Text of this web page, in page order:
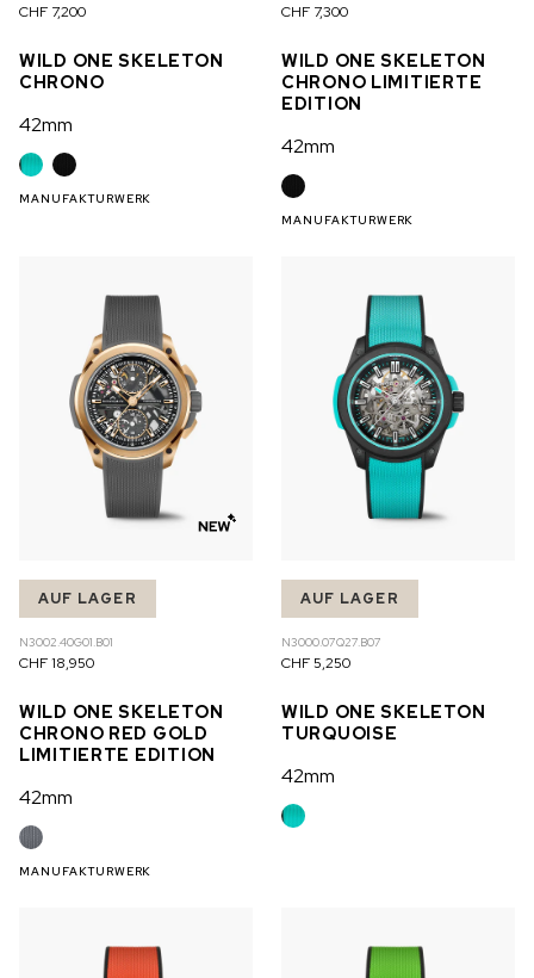
CHF 7,200
WILD ONE SKELETON
CHRONO
42mm
MANUFAKTURWERK
CHF 7,300
WILD ONE SKELETON
CHRONO LIMITIERTE
EDITION
42mm
MANUFAKTURWERK
AUF LAGER
N3002.40G01.B01
CHF 18,950
WILD ONE SKELETON
CHRONO RED GOLD
LIMITIERTE EDITION
42mm
MANUFAKTURWERK
AUF LAGER
N3000.07Q27.B07
CHF 5,250
WILD ONE SKELETON
TURQUOISE
42mm